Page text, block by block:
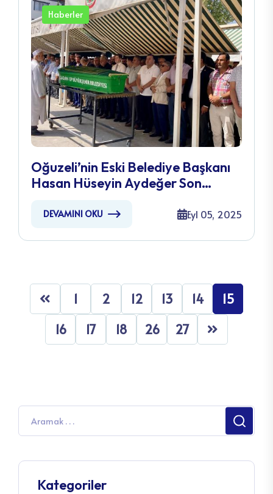
Haberler
Oğuzeli’nin Eski Belediye Başkanı
Hasan Hüseyin Aydeğer Son
DEVAMINI OKU Eyl 05, 2025
1 2 12 13 14
15
16
17 18 26 27
Kategoriler